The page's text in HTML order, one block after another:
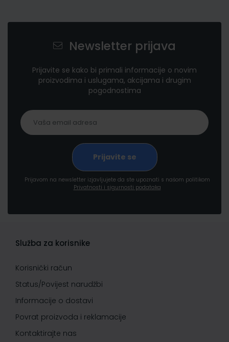
Newsletter prijava
Prijavite se kako bi primali informacije o novim
proizvodima i uslugama, akcijama i drugim
pogodnostima
Prijavom na newsletter izjavljujete da ste upoznati s našom politikom
Privatnosti i sigurnosti podataka
Služba za korisnike
Korisnički račun
Status/Povijest narudžbi
Informacije o dostavi
Povrat proizvoda i reklamacije
Kontaktirajte nas